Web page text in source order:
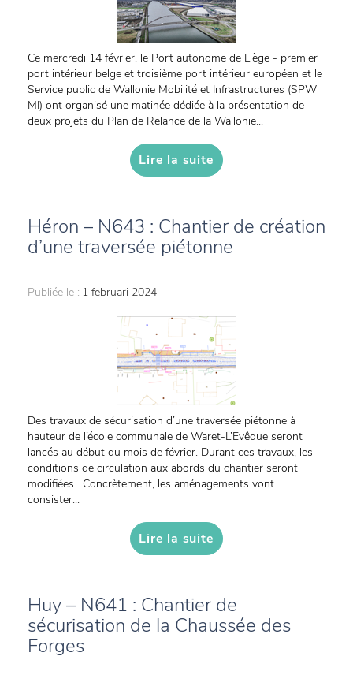
Ce mercredi 14 février, le Port autonome de Liège - premier
port intérieur belge et troisième port intérieur européen et le
Service public de Wallonie Mobilité et Infrastructures (SPW
MI) ont organisé une matinée dédiée à la présentation de
deux projets du Plan de Relance de la Wallonie...
Lire la suite
Héron – N643 : Chantier de création
d’une traversée piétonne
Publiée le : 1 februari 2024
Des travaux de sécurisation d’une traversée piétonne à
hauteur de l’école communale de Waret-L’Evêque seront
lancés au début du mois de février. Durant ces travaux, les
conditions de circulation aux abords du chantier seront
modifiées. Concrètement, les aménagements vont
consister...
Lire la suite
Huy – N641 : Chantier de
sécurisation de la Chaussée des
Forges